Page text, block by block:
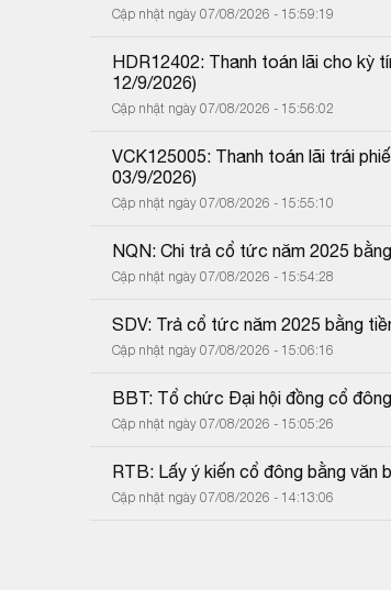
Cập nhật ngày 07/08/2026 - 15:59:19
HDR12402: Thanh toán lãi cho kỳ
12/9/2026)
Cập nhật ngày 07/08/2026 - 15:56:02
VCK125005: Thanh toán lãi trái
03/9/2026)
Cập nhật ngày 07/08/2026 - 15:55:10
NQN: Chi trả cổ tức năm 2025
Cập nhật ngày 07/08/2026 - 15:54:28
SDV: Trả cổ tức năm 2025 bằng
Cập nhật ngày 07/08/2026 - 15:06:16
BBT: Tổ chức Đại hội đồng cổ
Cập nhật ngày 07/08/2026 - 15:05:26
RTB: Lấy ý kiến cổ đông bằng văn
Cập nhật ngày 07/08/2026 - 14:13:06